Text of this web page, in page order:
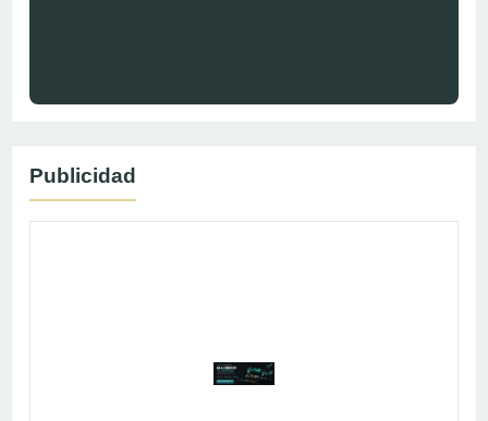
Publicidad
Publicidad